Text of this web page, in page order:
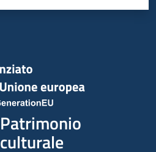
Patrimonio
culturale